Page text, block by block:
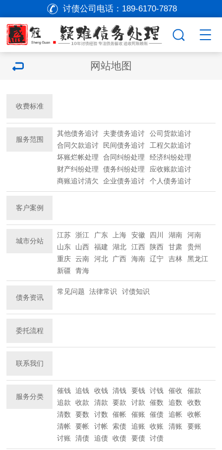
讨债公司电话： 189-6170-7878
网站地图
收费标准
服务范围
其他债务追讨 夫妻债务追讨
公司货款追讨
合同欠款追讨
民间债务追讨
工程欠款追讨
坏账烂帐处理
合同纠纷处理
经济纠纷处理
财产纠纷处理
债务纠纷处理
应收账款追讨
商账追讨清欠
企业债务追讨 个人债务追讨
客户案例
城市分站
江苏 浙江 广东 上海 安徽 四川 湖南
河南
山东
山西 福建 湖北 江西 陕西 甘肃
贵州
重庆 云南 河北 广西 海南 辽宁 吉林
黑龙江
新疆
青海
债务资讯
常见问题 法律常识 讨债知识
委托流程
联系我们
服务分类
催钱 追钱 收钱 清钱 要钱 讨钱 催收
催款
追款
收款 清款 要款 讨款 催数 追数
收数
清数
要数 讨数 催帐 催账 催债 追帐
收帐
清帐
要帐 讨帐 索债 追账 收账 清账
要账
讨账
清债 追债 收债 要债 讨债